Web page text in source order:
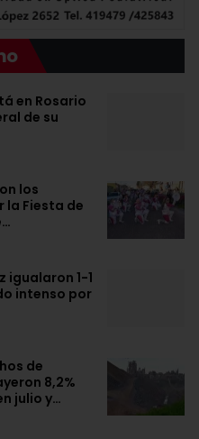
en Rosario
de su
los
la Fiesta de
igualaron 1-1
intenso por
de
8,2%
julio y…